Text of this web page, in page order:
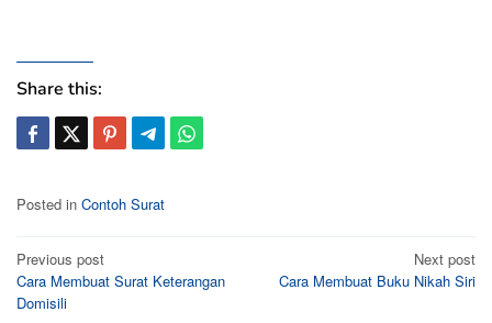
Share this:
Posted in Contoh Surat
Post
navigation
Previous post
Cara Membuat Surat Keterangan
Domisili
Next post
Cara Membuat Buku Nikah Siri